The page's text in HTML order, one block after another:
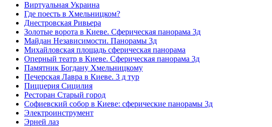
Виртуальная Украина
Где поесть в Хмельницком?
Днестровская Ривьера
Золотые ворота в Киеве. Сферическая панорама 3д
Майдан Независимости. Панорамы 3д
Михайловская площадь сферическая панорама
Оперный театр в Киеве. Сферическая панорама 3д
Памятник Богдану Хмельницкому
Печерская Лавра в Киеве. 3 д тур
Пиццерия Сицилия
Ресторан Старый город
Софиевский собор в Киеве: сферические панорамы 3д
Электроинструмент
Эрней лаз